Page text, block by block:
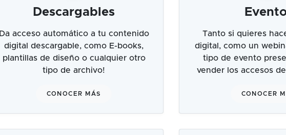
Descargables
Da acceso automático a tu contenido
digital descargable, como E-books,
plantillas de diseño o cualquier otro
tipo de archivo!
CONOCER MÁS
Tanto si quieres
digital, como un
tipo de evento
vender los accesos
CONOCER